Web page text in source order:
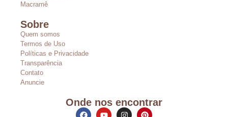
Macramê
Sobre
Quem somos
Termos de Uso
Políticas e Privacidade
Transparência
Contato
Anuncie
Onde nos encontrar